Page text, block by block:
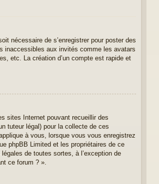
nécessaire de s’enregistrer pour poster des
inaccessibles aux invités comme les avatars
etc. La création d’un compte est rapide et
sites Internet pouvant recueillir des
tuteur légal) pour la collecte de ces
à vous, lorsque vous vous enregistrez
phpBB Limited et les propriétaires de ce
de toutes sortes, à l’exception de
ce forum ? ».